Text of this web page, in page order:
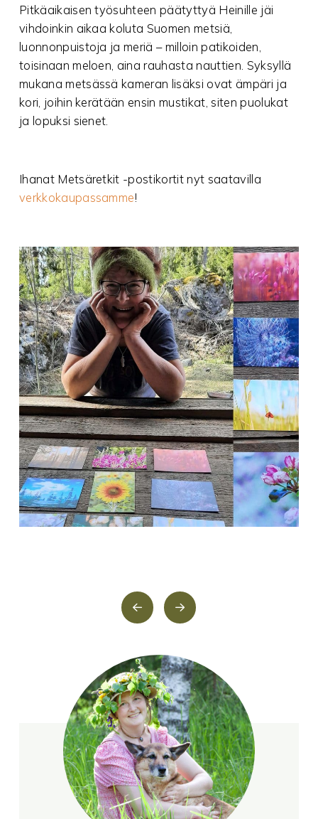
Pitkäaikaisen työsuhteen päätyttyä Heinille jäi
vihdoinkin aikaa koluta Suomen metsiä,
luonnonpuistoja ja meriä – milloin patikoiden,
toisinaan meloen, aina rauhasta nauttien. Syksyllä
mukana metsässä kameran lisäksi ovat ämpäri ja
kori, joihin kerätään ensin mustikat, siten puolukat
ja lopuksi sienet.
Ihanat Metsäretkit -postikortit nyt saatavilla
verkkokaupassamme!
PrevGopalan
tiimi
Gopalan
tiimi
KAISU KULMALA